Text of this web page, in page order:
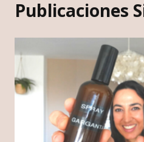
Publicaciones